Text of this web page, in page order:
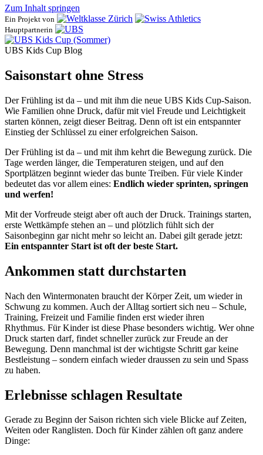
Zum Inhalt springen
Ein Projekt von
Hauptpartnerin
UBS Kids Cup Blog
Saisonstart ohne Stress
Der Frühling ist da – und mit ihm die neue UBS Kids Cup-Saison.
Wie Familien ohne Druck, dafür mit viel Freude und Leichtigkeit
starten können, zeigt dieser Beitrag. Denn oft ist ein entspannter
Einstieg der Schlüssel zu einer erfolgreichen Saison.
Der Frühling ist da – und mit ihm kehrt die Bewegung zurück. Die
Tage werden länger, die Temperaturen steigen, und auf den
Sportplätzen beginnt wieder das bunte Treiben. Für viele Kinder
bedeutet das vor allem eines: Endlich wieder sprinten, springen
und werfen!
Mit der Vorfreude steigt aber oft auch der Druck. Trainings starten,
erste Wettkämpfe stehen an – und plötzlich fühlt sich der
Saisonbeginn gar nicht mehr so leicht an. Dabei gilt gerade jetzt:
Ein entspannter Start ist oft der beste Start.
Ankommen statt durchstarten
Nach den Wintermonaten braucht der Körper Zeit, um wieder in
Schwung zu kommen. Auch der Alltag sortiert sich neu – Schule,
Training, Freizeit und Familie finden erst wieder ihren
Rhythmus. Für Kinder ist diese Phase besonders wichtig. Wer ohne
Druck starten darf, findet schneller zurück zur Freude an der
Bewegung. Denn manchmal ist der wichtigste Schritt gar keine
Bestleistung – sondern einfach wieder draussen zu sein und Spass
zu haben.
Erlebnisse schlagen Resultate
Gerade zu Beginn der Saison richten sich viele Blicke auf Zeiten,
Weiten oder Ranglisten. Doch für Kinder zählen oft ganz andere
Dinge: